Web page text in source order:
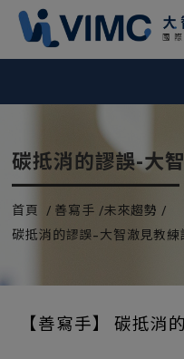
碳抵消的謬誤-大
首頁 善寫手
未來趨勢
碳抵消的謬誤-大智澈見教練
【善寫手】 碳抵消
Cookie管理面板